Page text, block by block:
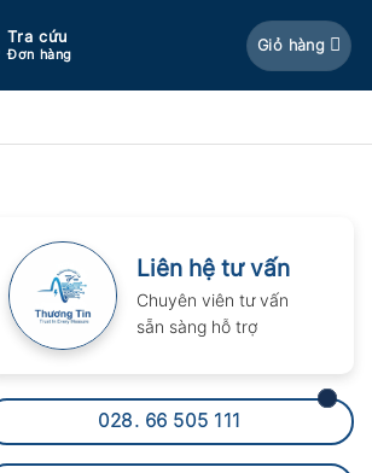
Tra cứu
Đơn hàng
Giỏ hàng
Liên hệ tư vấn
Chuyên viên tư vấn
sẵn sàng hỗ trợ
028. 66 505 111